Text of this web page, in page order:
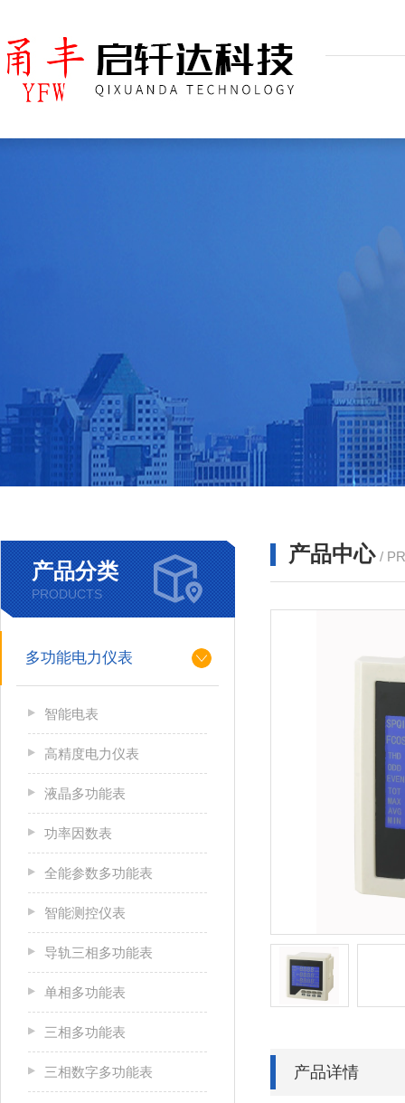
产品分类
PRODUCTS
多功能电力仪表
智能电表
高精度电力仪表
液晶多功能表
功率因数表
全能参数多功能表
智能测控仪表
导轨三相多功能表
单相多功能表
三相多功能表
三相数字多功能表
产品中心 /
产品详情